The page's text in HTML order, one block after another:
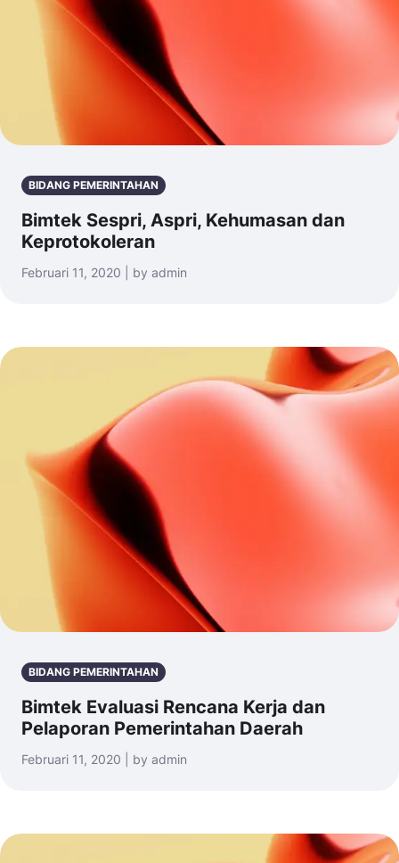
BIDANG PEMERINTAHAN
Bimtek Sespri, Aspri, Kehumasan dan
Keprotokoleran
Februari 11, 2020 | by admin
BIDANG PEMERINTAHAN
Bimtek Evaluasi Rencana Kerja dan
Pelaporan Pemerintahan Daerah
Februari 11, 2020 | by admin